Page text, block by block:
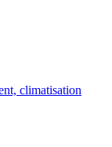
climatisation